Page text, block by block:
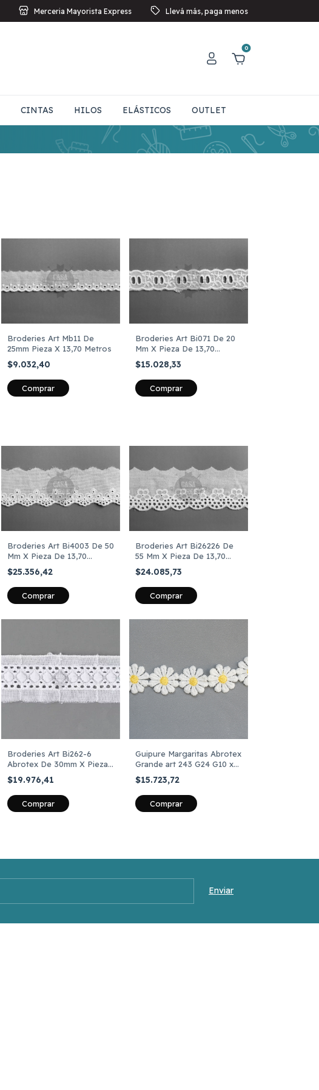
Merceria Mayorista Express Llevá más, paga menos
0
CINTAS HILOS ELÁSTICOS OUTLET
Broderies Art Mb11 De
25mm Pieza X 13,70 Metros
$9.032,40
Comprar
Broderies Art Bi071 De 20
Mm X Pieza De 13,70
Metros
$15.028,33
Comprar
Broderies Art Bi4003 De 50
Mm X Pieza De 13,70
Metros
$25.356,42
Comprar
Broderies Art Bi26226 De
55 Mm X Pieza De 13,70
Metros
$24.085,73
Comprar
Broderies Art Bi262-6
Abrotex De 30mm X Pieza
De 13,70 Mts
$19.976,41
Comprar
Guipure Margaritas Abrotex
Grande art 243 G24 G10 x
13.70mts color Blanco y
Dorado
$15.723,72